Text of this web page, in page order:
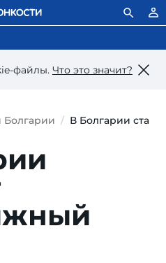
файлы. Что это значит?
Болгарии В Болгарии